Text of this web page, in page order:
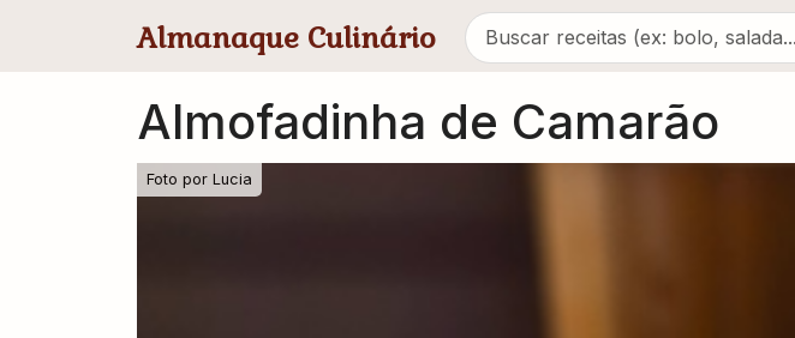
Almanaque Culinário
Almofadinha de Camarão
Foto por Lucia